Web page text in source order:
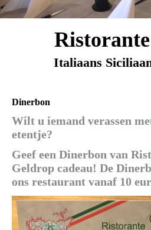
Italiaans
Dinerbon
Wilt u iemand verassen
etentje?
Geef een Dinerbon van
Geldrop cadeau! De
ons restaurant vanaf 10